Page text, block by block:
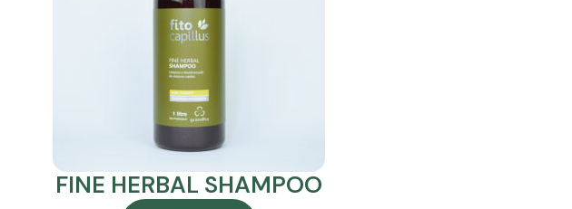
FINE HERBAL SHAMPOO